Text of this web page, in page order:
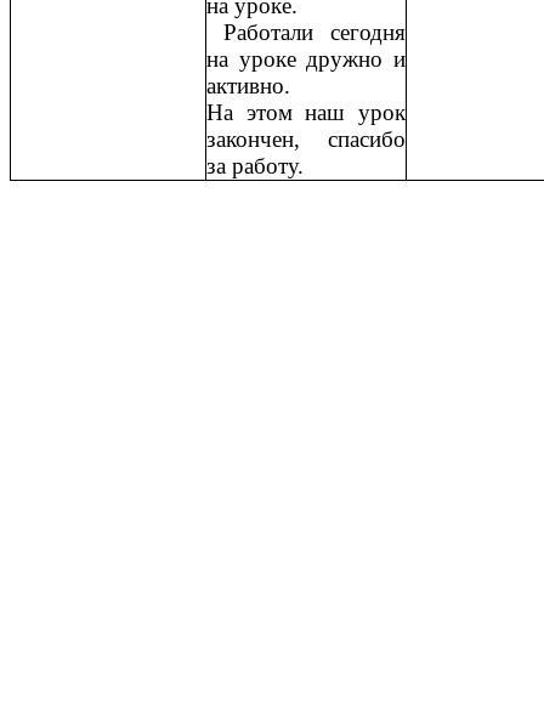
на уроке.
Работали сегодня
на уроке дружно и
активно.
На этом наш урок
закончен, спасибо
за работу.